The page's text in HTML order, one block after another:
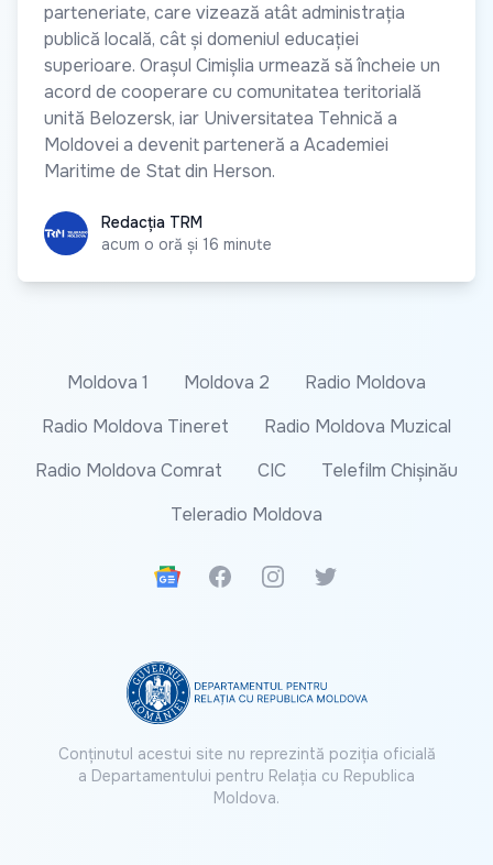
parteneriate, care vizează atât administrația
publică locală, cât și domeniul educației
superioare. Orașul Cimișlia urmează să încheie un
acord de cooperare cu comunitatea teritorială
unită Belozersk, iar Universitatea Tehnică a
Moldovei a devenit parteneră a Academiei
Maritime de Stat din Herson.
Redacția TRM
Redacția TRM
acum o oră și 16 minute
Moldova 1 Moldova 2
Radio Moldova
Radio Moldova Tineret
Radio Moldova Muzical
Radio Moldova Comrat
CIC
Telefilm Chișinău
Teleradio Moldova
Google News
FacebookInstagramTwitter
Conținutul acestui site nu reprezintă poziția oficială
a Departamentului pentru Relația cu Republica
Moldova.